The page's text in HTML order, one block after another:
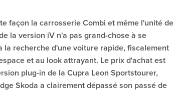
façon la carrosserie Combi et même l'unité de
la version iV n'a pas grand-chose à se
la recherche d'une voiture rapide, fiscalement
et au look attrayant. Le prix d'achat est
plug-in de la Cupra Leon Sportstourer,
Skoda a clairement dépassé son passé de